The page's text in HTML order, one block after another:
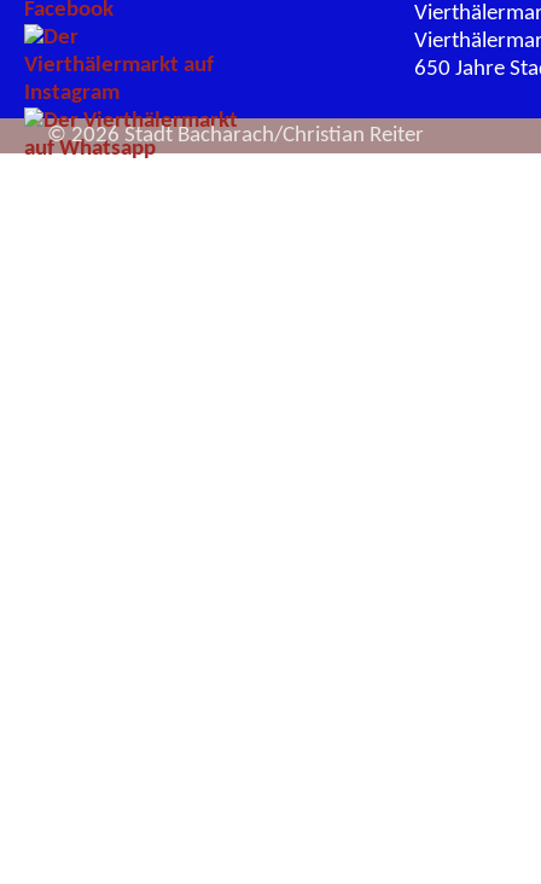
650 Jahre
© 2026 Stadt Bacharach/Christian Reiter